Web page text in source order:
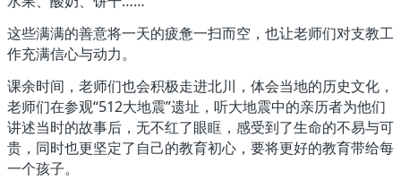
这些满满的善意将一天的疲惫一扫而空，也让老师们对支教工
作充满信心与动力。
课余时间，老师们也会积极走进北川，体会当地的历史文化，
老师们在参观“512大地震”遗址，听大地震中的亲历者为他们
讲述当时的故事后，无不红了眼眶，感受到了生命的不易与可
贵，同时也更坚定了自己的教育初心，要将更好的教育带给每
一个孩子。